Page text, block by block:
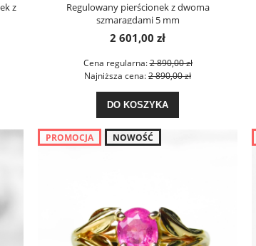
z
Regulowany pierścionek z dwoma
szmaragdami 5 mm
2 601,00 zł
Cena regularna:2 890,00 zł
Najniższa cena:2 890,00 zł
DO KOSZYKA
PROMOCJA NOWOŚĆ